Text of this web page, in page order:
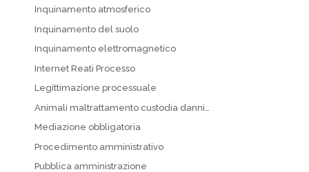
Inquinamento atmosferico
Inquinamento del suolo
Inquinamento elettromagnetico
Internet Reati Processo
Legittimazione processuale
Animali maltrattamento custodia danni…
Mediazione obbligatoria
Procedimento amministrativo
Pubblica amministrazione